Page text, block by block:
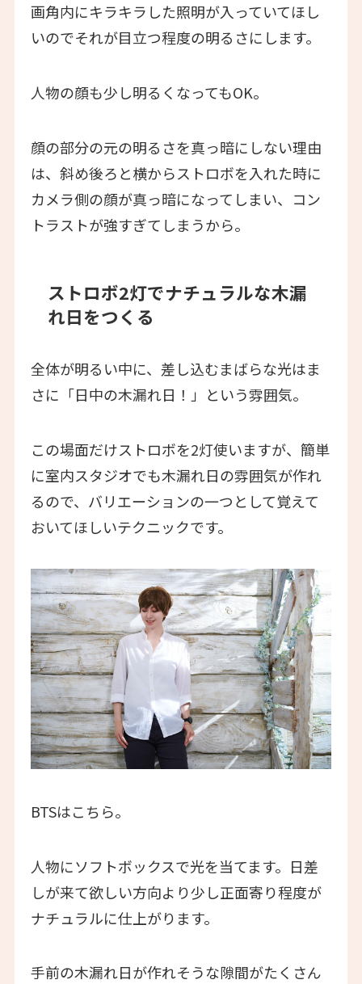
画角内にキラキラした照明が入っていてほし
いのでそれが目立つ程度の明るさにします。
人物の顔も少し明るくなってもOK。
顔の部分の元の明るさを真っ暗にしない理由
は、斜め後ろと横からストロボを入れた時に
カメラ側の顔が真っ暗になってしまい、コン
トラストが強すぎてしまうから。
ストロボ2灯でナチュラルな木漏
れ日をつくる
全体が明るい中に、差し込むまばらな光はま
さに「日中の木漏れ日！」という雰囲気。
この場面だけストロボを2灯使いますが、簡単
に室内スタジオでも木漏れ日の雰囲気が作れ
るので、バリエーションの一つとして覚えて
おいてほしいテクニックです。
BTSはこちら。
人物にソフトボックスで光を当てます。日差
しが来て欲しい方向より少し正面寄り程度が
ナチュラルに仕上がります。
手前の木漏れ日が作れそうな隙間がたくさん